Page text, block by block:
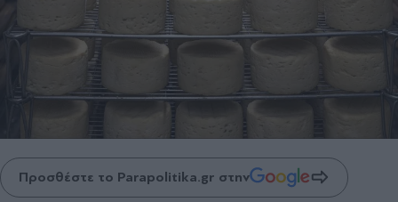
Προσθέστε το Parapolitika.gr στην